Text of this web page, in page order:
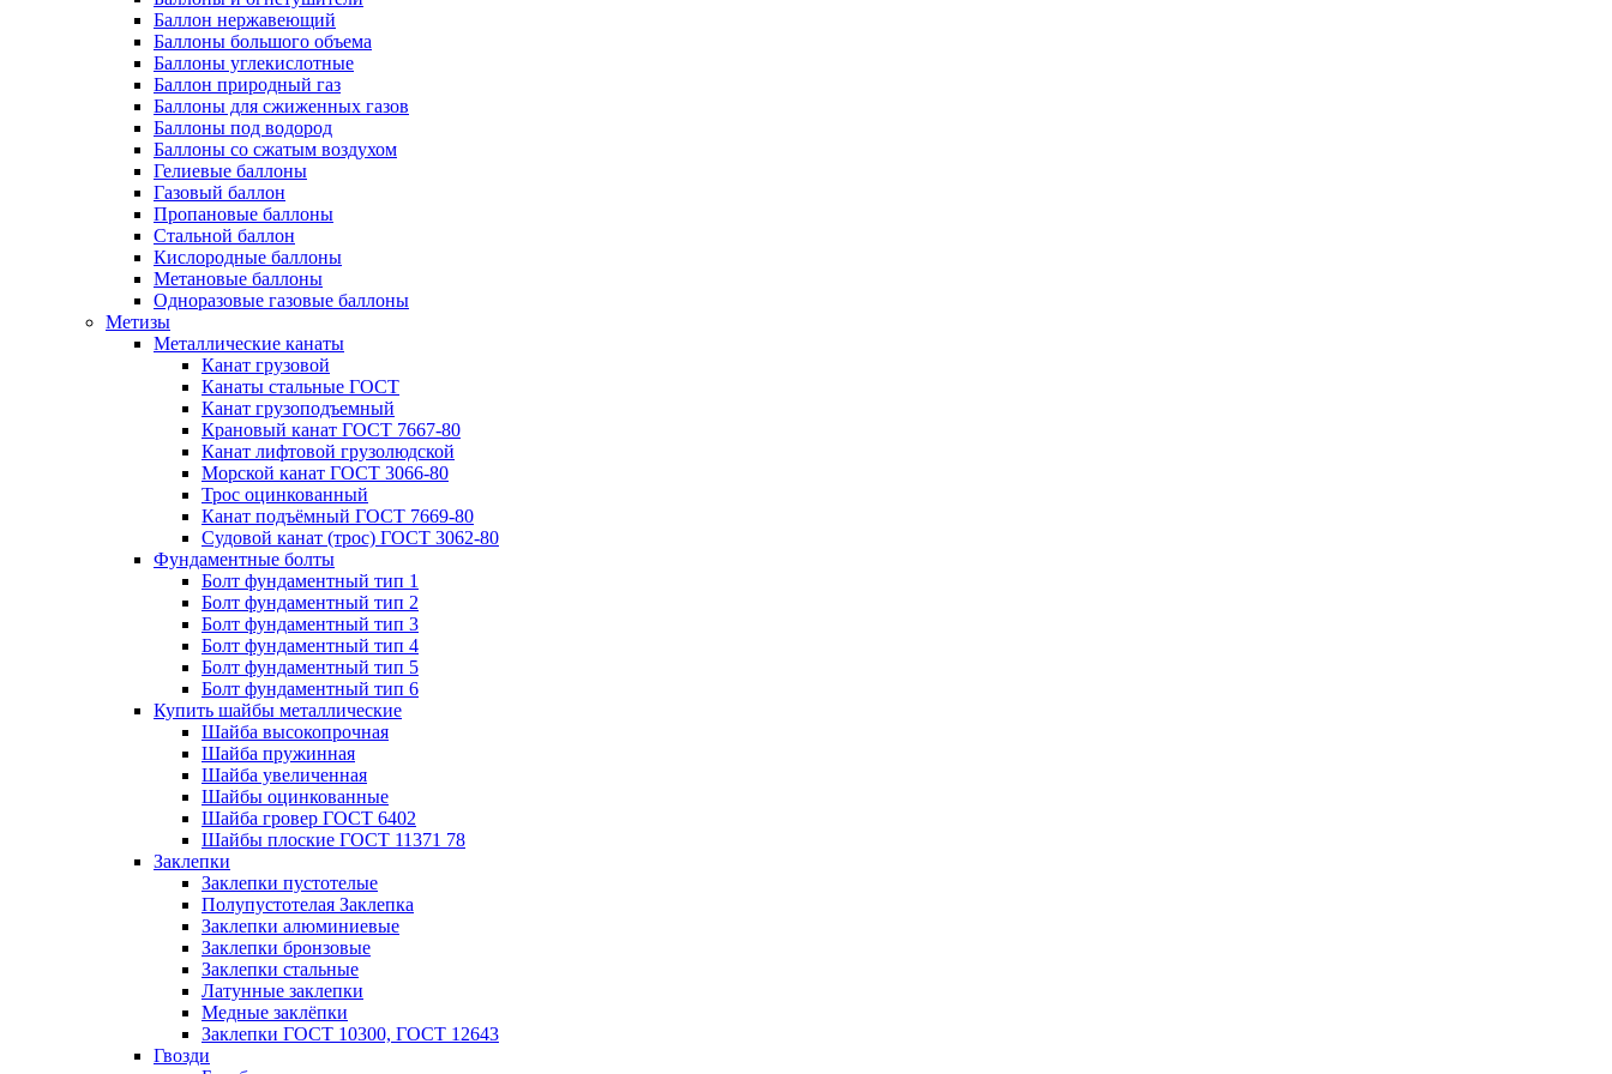
Баллон нержавеющий
Баллоны большого объема
Баллоны углекислотные
Баллон природный газ
Баллоны для сжиженных газов
Баллоны под водород
Баллоны со сжатым воздухом
Гелиевые баллоны
Газовый баллон
Пропановые баллоны
Стальной баллон
Кислородные баллоны
Метановые баллоны
Одноразовые газовые баллоны
Метизы
Металлические канаты
Канат грузовой
Канаты стальные ГОСТ
Канат грузоподъемный
Крановый канат ГОСТ 7667-80
Канат лифтовой грузолюдской
Морской канат ГОСТ 3066-80
Трос оцинкованный
Канат подъёмный ГОСТ 7669-80
Судовой канат (трос) ГОСТ 3062-80
Фундаментные болты
Болт фундаментный тип 1
Болт фундаментный тип 2
Болт фундаментный тип 3
Болт фундаментный тип 4
Болт фундаментный тип 5
Болт фундаментный тип 6
Купить шайбы металлические
Шайба высокопрочная
Шайба пружинная
Шайба увеличенная
Шайбы оцинкованные
Шайба гровер ГОСТ 6402
Шайбы плоские ГОСТ 11371 78
Заклепки
Заклепки пустотелые
Полупустотелая Заклепка
Заклепки алюминиевые
Заклепки бронзовые
Заклепки стальные
Латунные заклепки
Медные заклёпки
Заклепки ГОСТ 10300, ГОСТ 12643
Гвозди